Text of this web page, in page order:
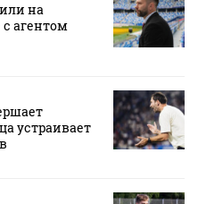
на
агентом
устраивает